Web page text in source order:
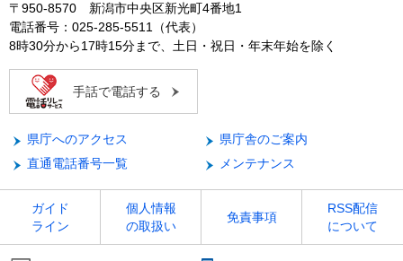
〒950-8570 新潟市中央区新光町4番地1
電話番号：025-285-5511（代表）
8時30分から17時15分まで、土日・祝日・年末年始を除く
手話で電話する
県庁へのアクセス
県庁舎のご案内
直通電話番号一覧
メンテナンス
ガイド
ライン
個人情報
の取扱い
免責事項
RSS配信
について